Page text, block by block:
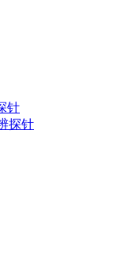
针
探针